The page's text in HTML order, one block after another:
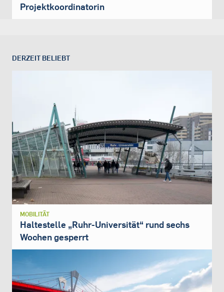
Projektkoordinatorin
DERZEIT BELIEBT
MOBILITÄT
Haltestelle „Ruhr-Universität“ rund sechs
Wochen gesperrt